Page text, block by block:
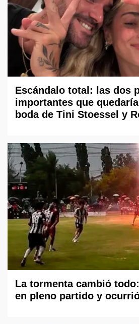
Escándalo total: las dos
importantes que
boda de Tini Stoessel y
La tormenta cambió
en pleno partido y